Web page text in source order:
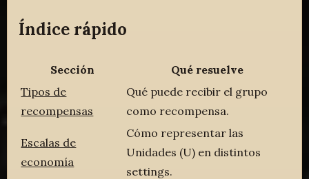
Índice rápido
Sección
Qué resuelve
Tipos de
recompensas
Qué puede recibir el grupo
como recompensa.
Escalas de
economía
Cómo representar las
Unidades (U) en distintos
settings.